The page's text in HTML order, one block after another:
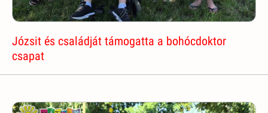
Józsit és családját támogatta a bohócdoktor
csapat